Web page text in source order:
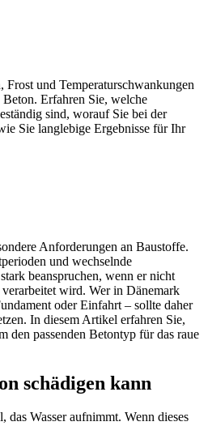
und Temperaturschwankungen
Erfahren Sie, welche
sind, worauf Sie bei der
Sie langlebige Ergebnisse für Ihr
Anforderungen an Baustoffe.
und wechselnde
beanspruchen, wenn er nicht
wird. Wer in Dänemark
oder Einfahrt – sollte daher
In diesem Artikel erfahren Sie,
den passenden Betontyp für das raue
schädigen kann
das Wasser aufnimmt. Wenn dieses